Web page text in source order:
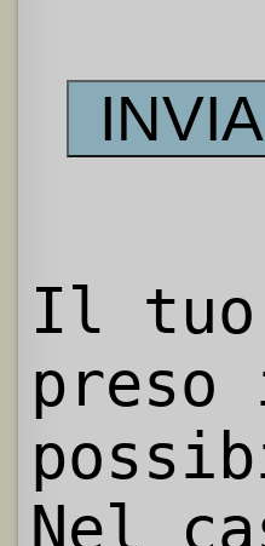
Il tuo
preso
Nel